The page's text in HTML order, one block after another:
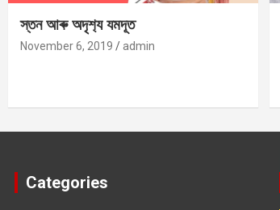
স্তন আৰু অদৃশ‍্য যমদূত
November 6, 2019 admin
Categories